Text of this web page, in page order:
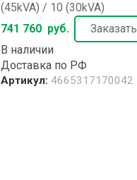
(45kVA) / 10 (30kVA)
741 760 руб.
Заказать
В наличии
Доставка по РФ
Артикул: 4665317170042